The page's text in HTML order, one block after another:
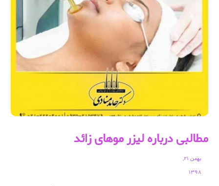
مطالبی درباره لیزر موهای زائد
بهمن ۲۱,
۱۳۹۸